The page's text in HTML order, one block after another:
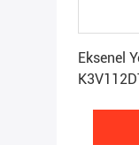
Eksenel Yer